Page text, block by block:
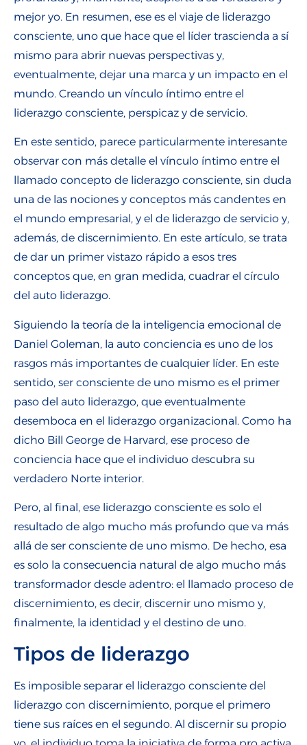
mejor yo. En resumen, ese es el viaje de liderazgo
consciente, uno que hace que el líder trascienda a sí
mismo para abrir nuevas perspectivas y,
eventualmente, dejar una marca y un impacto en el
mundo. Creando un vínculo íntimo entre el
liderazgo consciente, perspicaz y de servicio.
En este sentido, parece particularmente interesante
observar con más detalle el vínculo íntimo entre el
llamado concepto de liderazgo consciente, sin duda
una de las nociones y conceptos más candentes en
el mundo empresarial, y el de liderazgo de servicio y,
además, de discernimiento. En este artículo, se trata
de dar un primer vistazo rápido a esos tres
conceptos que, en gran medida, cuadrar el círculo
del auto liderazgo.
Siguiendo la teoría de la inteligencia emocional de
Daniel Goleman, la auto conciencia es uno de los
rasgos más importantes de cualquier líder. En este
sentido, ser consciente de uno mismo es el primer
paso del auto liderazgo, que eventualmente
desemboca en el liderazgo organizacional. Como ha
dicho Bill George de Harvard, ese proceso de
conciencia hace que el individuo descubra su
verdadero Norte interior.
Pero, al final, ese liderazgo consciente es solo el
resultado de algo mucho más profundo que va más
allá de ser consciente de uno mismo. De hecho, esa
es solo la consecuencia natural de algo mucho más
transformador desde adentro: el llamado proceso de
discernimiento, es decir, discernir uno mismo y,
finalmente, la identidad y el destino de uno.
Tipos de liderazgo
Es imposible separar el liderazgo consciente del
liderazgo con discernimiento, porque el primero
tiene sus raíces en el segundo. Al discernir su propio